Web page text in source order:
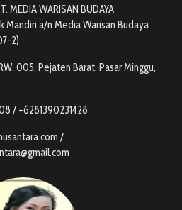
MEDIA WARISAN BUDAYA
Mandiri a/n Media Warisan Budaya
2)
005, Pejaten Barat, Pasar Minggu,
/ +6281390231428
/